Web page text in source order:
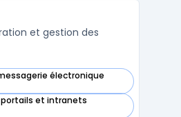
emploi du temps en
offre éga ...
et gestion des
électronique
catégorie
et intranets
catégorie